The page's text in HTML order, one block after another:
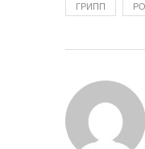
ГРИПП